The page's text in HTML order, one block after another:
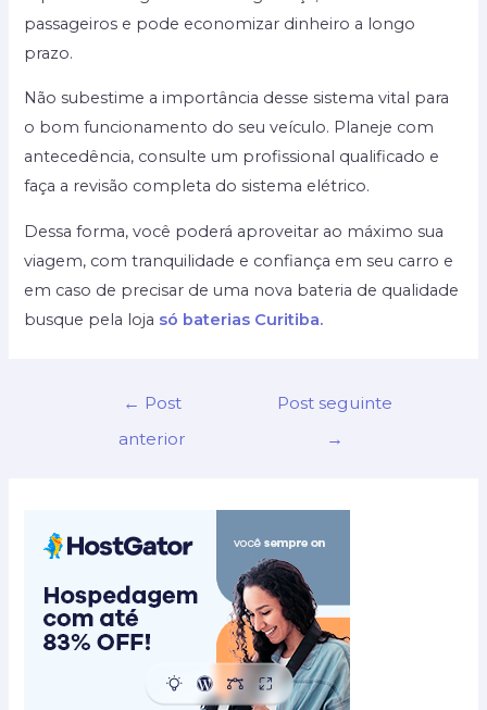
passageiros e pode economizar dinheiro a longo
prazo.
Não subestime a importância desse sistema vital para
o bom funcionamento do seu veículo. Planeje com
antecedência, consulte um profissional qualificado e
faça a revisão completa do sistema elétrico.
Dessa forma, você poderá aproveitar ao máximo sua
viagem, com tranquilidade e confiança em seu carro e
em caso de precisar de uma nova bateria de qualidade
busque pela loja só baterias Curitiba.
Navegação
← Post
anterior
Post seguinte
→